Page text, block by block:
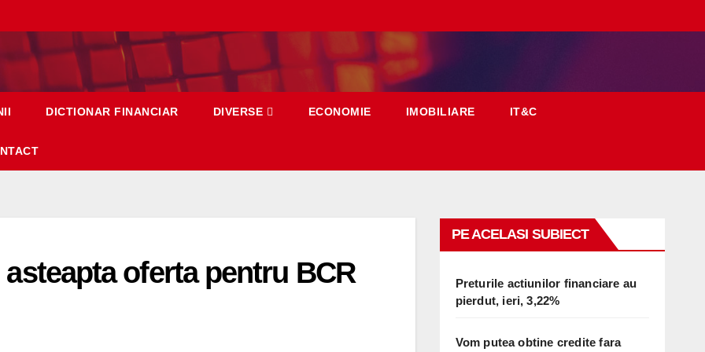
DICTIONAR FINANCIAR DIVERSE ECONOMIE IMOBILIARE IT&C
oferta pentru BCR
PE ACELASI SUBIECT
Preturile actiunilor financiare au
pierdut, ieri, 3,22%
Vom putea obtine credite fara